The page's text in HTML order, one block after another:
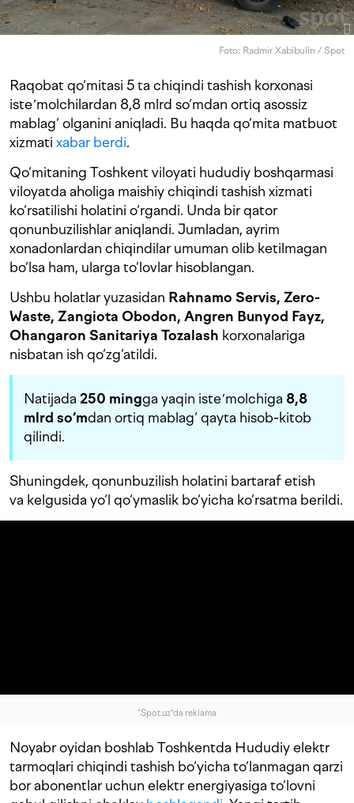
Foto: Radmir Xabibulin / Spot
Raqobat qo‘mitasi 5 ta chiqindi tashish korxonasi
isteʼmolchilardan 8,8 mlrd so‘mdan ortiq asossiz
mablag‘ olganini aniqladi. Bu haqda qo‘mita matbuot
xizmati xabar berdi.
Qo‘mitaning Toshkent viloyati hududiy boshqarmasi
viloyatda aholiga maishiy chiqindi tashish xizmati
ko‘rsatilishi holatini o‘rgandi. Unda bir qator
qonunbuzilishlar aniqlandi. Jumladan, ayrim
xonadonlardan chiqindilar umuman olib ketilmagan
bo‘lsa ham, ularga to‘lovlar hisoblangan.
Ushbu holatlar yuzasidan Rahnamo Servis, Zero-
Waste, Zangiota Obodon, Angren Bunyod Fayz,
Ohangaron Sanitariya Tozalash korxonalariga
nisbatan ish qo‘zg‘atildi.
Natijada 250 mingga yaqin isteʼmolchiga 8,8
mlrd so‘mdan ortiq mablag‘ qayta hisob-kitob
qilindi.
Shuningdek, qonunbuzilish holatini bartaraf etish
va kelgusida yo‘l qo‘ymaslik bo‘yicha ko‘rsatma berildi.
"Spot.uz"da reklama
Noyabr oyidan boshlab Toshkentda Hududiy elektr
tarmoqlari chiqindi tashish bo‘yicha to‘lanmagan qarzi
bor abonentlar uchun elektr energiyasiga to‘lovni